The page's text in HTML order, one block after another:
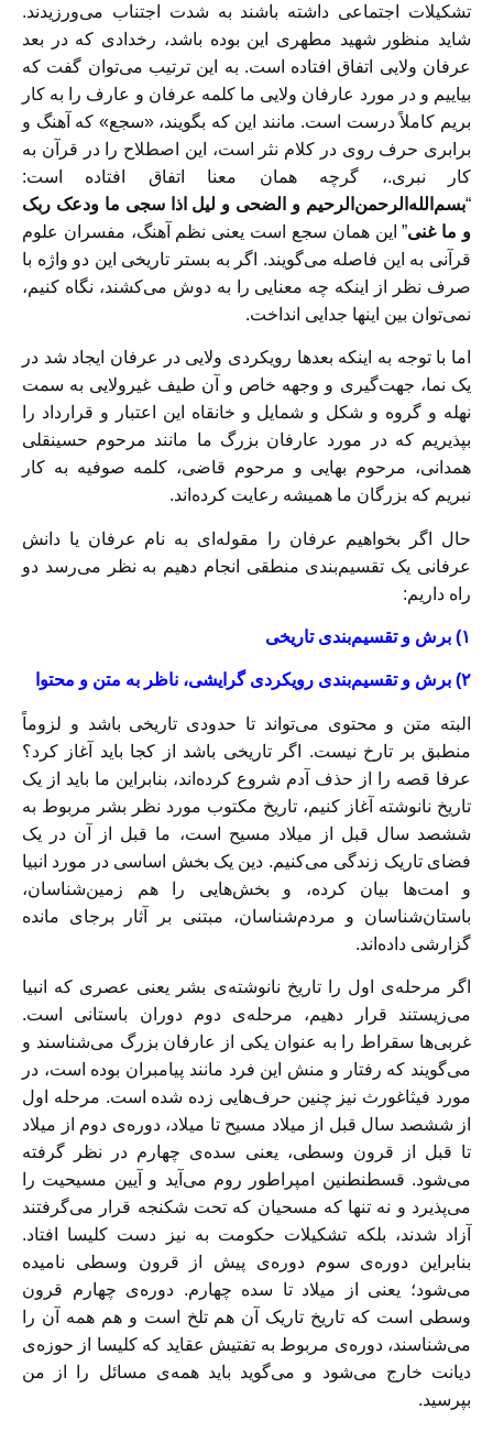
تشکیلات اجتماعی داشته باشند به شدت اجتناب می‌ورزیدند.
شاید منظور شهید مطهری این بوده باشد، رخدادی که در بعد
عرفان ولایی اتفاق افتاده است. به این ترتیب می‌توان گفت که
بیاییم و در مورد عارفان ولایی ما کلمه عرفان و عارف را به کار
بریم کاملاً درست است. مانند این که بگویند، «سجع» که آهنگ و
برابری حرف روی در کلام نثر است، این اصطلاح را در قرآن به
کار نبری.، گرچه همان معنا اتفاق افتاده است:
“بسم‌الله‌الرحمن‌الرحیم و الضحی و لیل اذا سجی ما ودعک ربک
و ما غنی” این همان سجع است یعنی نظم آهنگ، مفسران علوم
قرآنی به این فاصله می‌گویند. اگر به بستر تاریخی این دو واژه با
صرف نظر از اینکه چه معنایی را به دوش می‌کشند، نگاه کنیم،
نمی‌توان بین اینها جدایی انداخت.
اما با توجه به اینکه بعدها رویکردی ولایی در عرفان ایجاد شد در
یک نما، جهت‌گیری و وجهه خاص و آن طیف غیرولایی به سمت
نهله و گروه و شکل و شمایل و خانقاه این اعتبار و قرارداد را
بپذیریم که در مورد عارفان بزرگ ما مانند مرحوم حسینقلی
همدانی، مرحوم بهایی و مرحوم قاضی، کلمه صوفیه به کار
نبریم که بزرگان ما همیشه رعایت کرده‌اند.
حال اگر بخواهیم عرفان را مقوله‌ای به نام عرفان یا دانش
عرفانی یک تقسیم‌بندی منطقی انجام دهیم به نظر می‌رسد دو
راه داریم:
۱) برش و تقسیم‌بندی تاریخی
۲) برش و تقسیم‌بندی رویکردی گرایشی، ناظر به متن و محتوا
البته متن و محتوی می‌تواند تا حدودی تاریخی باشد و لزوماً
منطبق بر تارخ نیست. اگر تاریخی باشد از کجا باید آغاز کرد؟
عرفا قصه را از حذف آدم شروع کرده‌اند، بنابراین ما باید از یک
تاریخ نانوشته آغاز کنیم، تاریخ مکتوب مورد نظر بشر مربوط به
ششصد سال قبل از میلاد مسیح است، ما قبل از آن در یک
فضای تاریک زندگی می‌کنیم. دین یک بخش اساسی در مورد انبیا
و امت‌ها بیان کرده، و بخش‌هایی را هم زمین‌شناسان،
باستان‌شناسان و مردم‌شناسان، مبتنی بر آثار برجای مانده
گزارشی داده‌اند.
اگر مرحله‌ی اول را تاریخ نانوشته‌ی بشر یعنی عصری که انبیا
می‌زیستند قرار دهیم، مرحله‌ی دوم دوران باستانی است.
غربی‌ها سقراط را به عنوان یكی از عارفان بزرگ می‌شناسند و
می‌گویند که رفتار و منش این فرد مانند پیامبران بوده است، در
مورد فیثاغورث نیز چنین حرف‌هایی زده شده است. مرحله اول
از ششصد سال قبل از میلاد مسیح تا میلاد، دوره‌ی دوم از میلاد
تا قبل از قرون وسطی، یعنی سده‌ی چهارم در نظر گرفته
می‌شود. قسطنطنین امپراطور روم می‌آید و آیین مسیحیت را
می‌پذیرد و نه تنها که مسحیان که تحت شکنجه قرار می‌گرفتند
آزاد شدند، بلکه تشکیلات حکومت به نیز دست کلیسا افتاد.
بنابراین دوره‌ی سوم دوره‌ی پیش از قرون وسطی نامیده
می‌شود؛ یعنی از میلاد تا سده چهارم. دوره‌ی چهارم قرون
وسطی است که تاریخ تاریک آن هم تلخ است و هم همه آن را
می‌شناسند، دوره‌ی مربوط به تفتیش عقاید که کلیسا از حوزه‌ی
دیانت خارج می‌شود و می‌گوید باید همه‌ی مسائل را از من
بپرسید.